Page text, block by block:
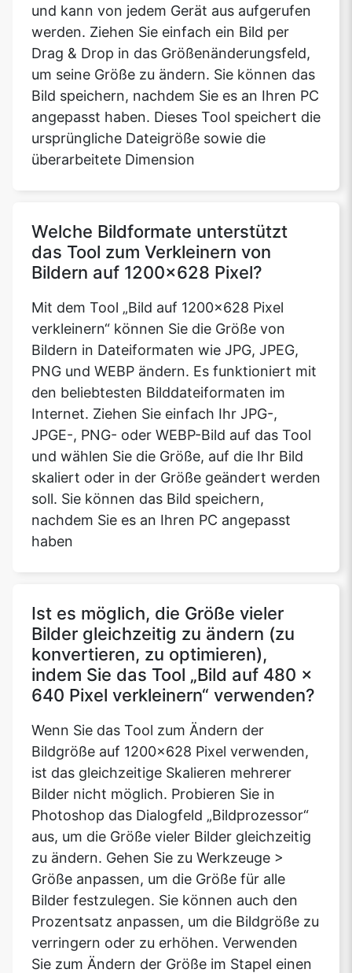
und kann von jedem Gerät aus aufgerufen
werden. Ziehen Sie einfach ein Bild per
Drag & Drop in das Größenänderungsfeld,
um seine Größe zu ändern. Sie können das
Bild speichern, nachdem Sie es an Ihren PC
angepasst haben. Dieses Tool speichert die
ursprüngliche Dateigröße sowie die
überarbeitete Dimension
Welche Bildformate unterstützt
das Tool zum Verkleinern von
Bildern auf 1200x628 Pixel?
Mit dem Tool „Bild auf 1200x628 Pixel
verkleinern“ können Sie die Größe von
Bildern in Dateiformaten wie JPG, JPEG,
PNG und WEBP ändern. Es funktioniert mit
den beliebtesten Bilddateiformaten im
Internet. Ziehen Sie einfach Ihr JPG-,
JPGE-, PNG- oder WEBP-Bild auf das Tool
und wählen Sie die Größe, auf die Ihr Bild
skaliert oder in der Größe geändert werden
soll. Sie können das Bild speichern,
nachdem Sie es an Ihren PC angepasst
haben
Ist es möglich, die Größe vieler
Bilder gleichzeitig zu ändern (zu
konvertieren, zu optimieren),
indem Sie das Tool „Bild auf 480 x
640 Pixel verkleinern“ verwenden?
Wenn Sie das Tool zum Ändern der
Bildgröße auf 1200x628 Pixel verwenden,
ist das gleichzeitige Skalieren mehrerer
Bilder nicht möglich. Probieren Sie in
Photoshop das Dialogfeld „Bildprozessor“
aus, um die Größe vieler Bilder gleichzeitig
zu ändern. Gehen Sie zu Werkzeuge >
Größe anpassen, um die Größe für alle
Bilder festzulegen. Sie können auch den
Prozentsatz anpassen, um die Bildgröße zu
verringern oder zu erhöhen. Verwenden
Sie zum Ändern der Größe im Stapel einen